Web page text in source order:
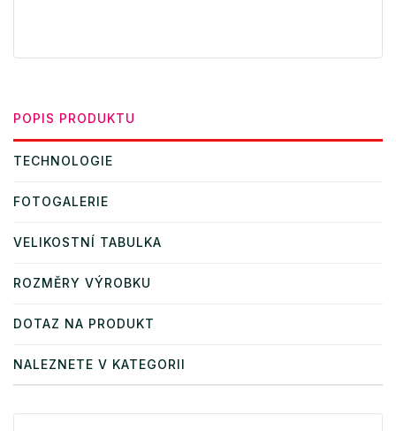
POPIS PRODUKTU
TECHNOLOGIE
FOTOGALERIE
VELIKOSTNÍ TABULKA
ROZMĚRY VÝROBKU
DOTAZ NA PRODUKT
NALEZNETE V KATEGORII